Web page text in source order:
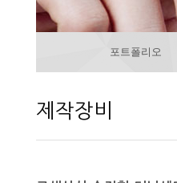
포트폴리오
제작장비